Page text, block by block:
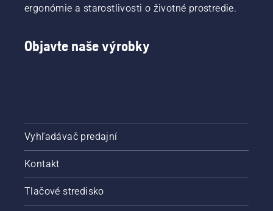
ergonómie a starostlivosti o životné prostredie.
Objavte naše výrobky
Vyhľadávač predajní
Kontakt
Tlačové stredisko